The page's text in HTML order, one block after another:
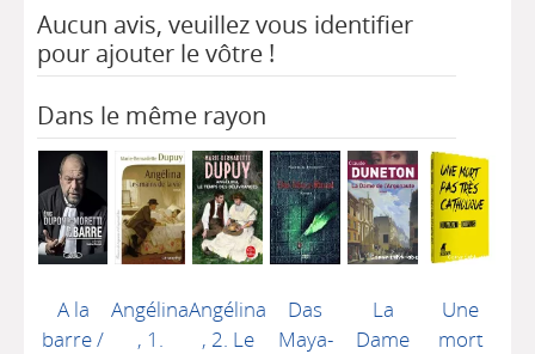
Aucun avis, veuillez vous identifier
pour ajouter le vôtre !
Dans le même rayon
A la
barre/
Angélina
, 1.
Angélina
, 2. Le
Das
Maya-
La
Dame
Une
mort